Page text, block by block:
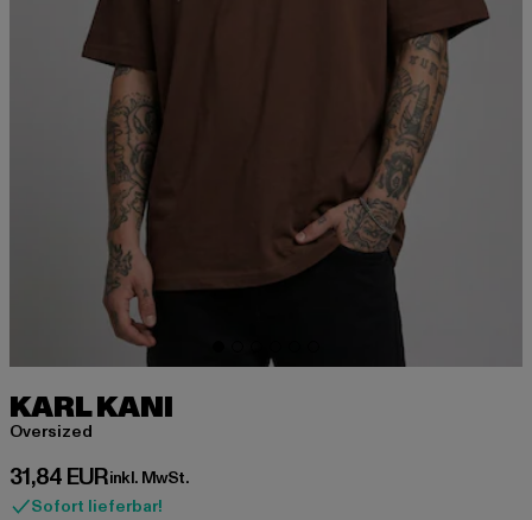
KARL KANI
Oversized
31,84 EUR
Derzeitiger Preis: 31,84 EUR
inkl. MwSt.
Sofort lieferbar!